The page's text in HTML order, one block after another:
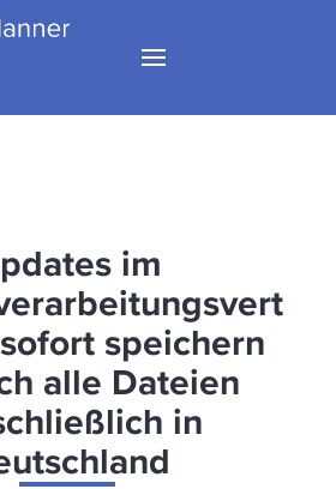
im
speichern
alle Dateien
in